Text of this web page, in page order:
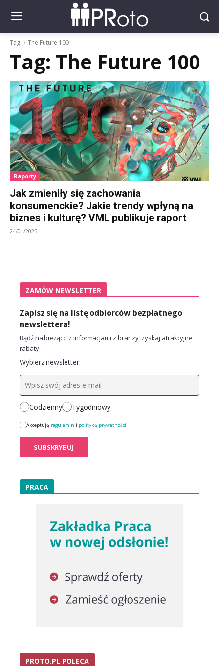
Tagi The Future 100
Tag: The Future 100
Raporty
Jak zmieniły się zachowania
konsumenckie? Jakie trendy wpłyną na
biznes i kulturę? VML publikuje raport
24/01/2025
ZAMÓW NEWSLETTER
Zapisz się na listę odbiorców bezpłatnego
newslettera!
Bądź na bieżąco z informacjami z branży, zyskaj atrakcyjne
rabaty.
Wybierz newsletter:
Codzienny Tygodniowy
Akceptuję regulamin i politykę prywatności
PRACA
PROTO.PL POLECA